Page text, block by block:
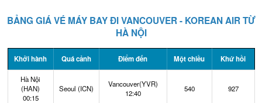
BẢNG GIÁ VÉ MÁY BAY ĐI VANCOUVER - KOREAN AIR TỪ
HÀ NỘI
Khởi hành Quá cảnh Điểm đến Một chiều Khứ hồi
Hà Nội
(HAN)
00:15
Seoul (ICN)
Vancouver(YVR)
12:40
540 927